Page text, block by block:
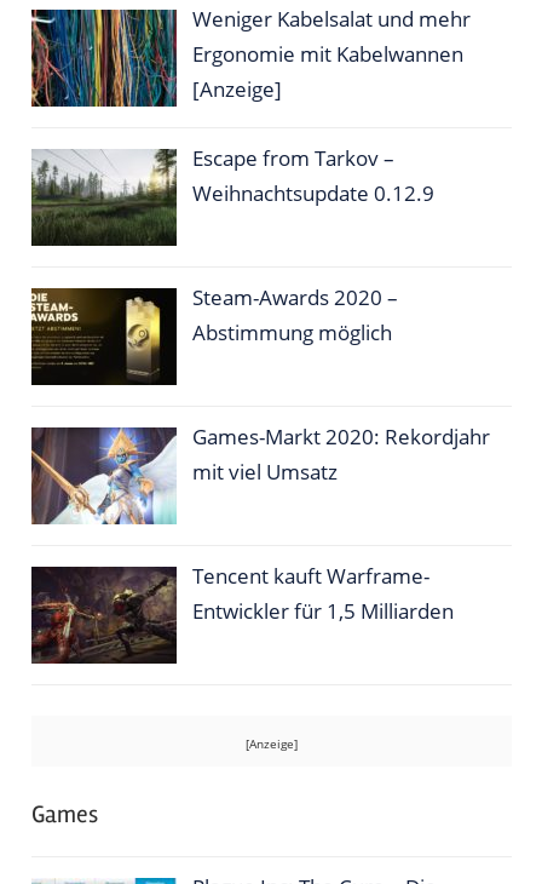
Weniger Kabelsalat und mehr
Ergonomie mit Kabelwannen
[Anzeige]
Escape from Tarkov –
Weihnachtsupdate 0.12.9
Steam-Awards 2020 –
Abstimmung möglich
Games-Markt 2020: Rekordjahr
mit viel Umsatz
Tencent kauft Warframe-
Entwickler für 1,5 Milliarden
Games